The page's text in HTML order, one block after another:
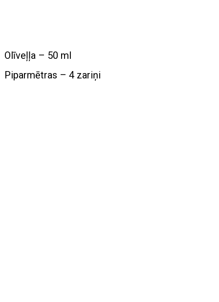
Olīveļļa – 50 ml
Piparmētras – 4 zariņi